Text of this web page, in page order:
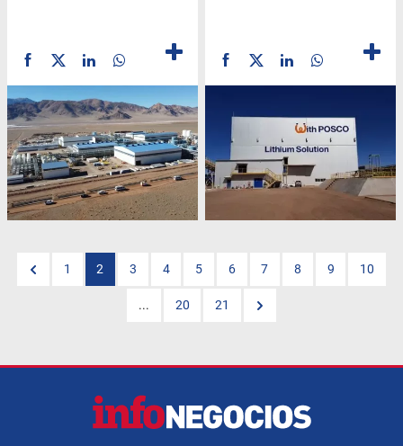
1 2 3 4 5 6 7 8 9 10
... 20 21